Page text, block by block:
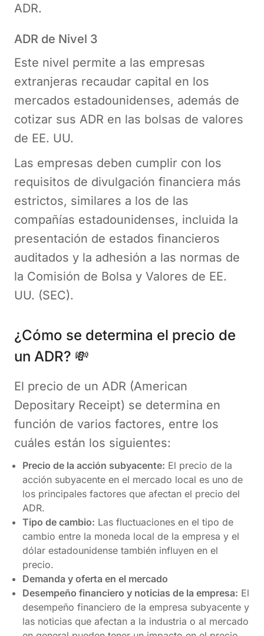
ADR.
ADR de Nivel 3
Este nivel permite a las empresas
extranjeras recaudar capital en los
mercados estadounidenses, además de
cotizar sus ADR en las bolsas de valores
de EE. UU.
Las empresas deben cumplir con los
requisitos de divulgación financiera más
estrictos, similares a los de las
compañías estadounidenses, incluida la
presentación de estados financieros
auditados y la adhesión a las normas de
la Comisión de Bolsa y Valores de EE.
UU. (SEC).
¿Cómo se determina el precio de
un ADR? 💸
El precio de un ADR (American
Depositary Receipt) se determina en
función de varios factores, entre los
cuáles están los siguientes:
Precio de la acción subyacente: El precio de la
acción subyacente en el mercado local es uno de
los principales factores que afectan el precio del
ADR.
Tipo de cambio: Las fluctuaciones en el tipo de
cambio entre la moneda local de la empresa y el
dólar estadounidense también influyen en el
precio.
Demanda y oferta en el mercado
Desempeño financiero y noticias de la empresa: El
desempeño financiero de la empresa subyacente y
las noticias que afectan a la industria o al mercado